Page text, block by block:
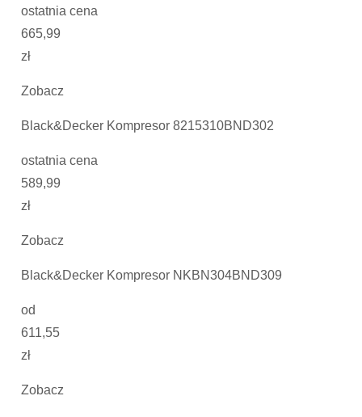
ostatnia cena
665,99
zł
Zobacz
Black&Decker Kompresor 8215310BND302
ostatnia cena
589,99
zł
Zobacz
Black&Decker Kompresor NKBN304BND309
od
611,55
zł
Zobacz